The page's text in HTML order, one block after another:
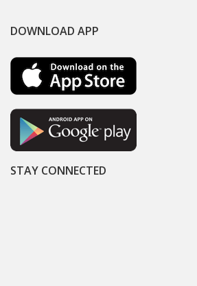
DOWNLOAD APP
STAY CONNECTED